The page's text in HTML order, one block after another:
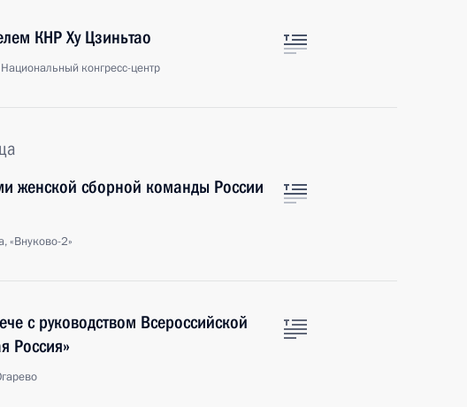
КНР Ху Цзиньтао
конгресс-центр
женской сборной команды России
«Внуково-2»
с руководством Всероссийской
Россия»